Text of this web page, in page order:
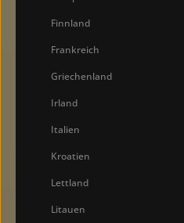
Finnland
Frankreich
Griechenland
Irland
Italien
Kroatien
Lettland
Litauen